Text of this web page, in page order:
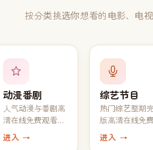
按分类挑选你想看的电影、电
动漫番剧
人气动漫与番剧高
清在线免费观看，
每周同步更新最新
一话
进入 →
综艺节目
热门综艺整期
版高清在线免
看，1080P 真人
脱口秀全收录
进入 →